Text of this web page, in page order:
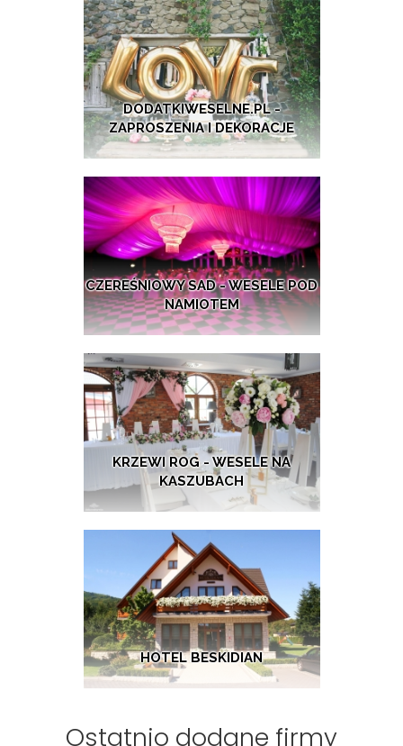
DODATKIWESELNE.PL -
ZAPROSZENIA I DEKORACJE
CZEREŚNIOWY SAD - WESELE POD
NAMIOTEM
KRZEWI ROG - WESELE NA
KASZUBACH
HOTEL BESKIDIAN
Ostatnio dodane firmy